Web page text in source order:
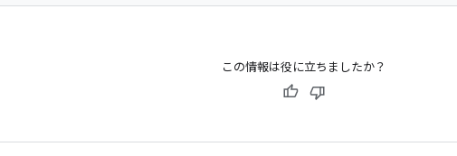
この情報は役に立ちましたか？